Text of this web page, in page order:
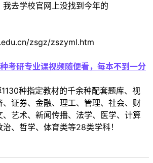
去学校官网上没找到今年的
zsgz/zszyml.htm
考研专业课视频随便看，每本不到一分
种指定教材的千余种配套题库、视
证券、金融、理工、管理、社会、财
、艺术、新闻传播、法学、医学、计算
、哲学、体育类等28类学科！